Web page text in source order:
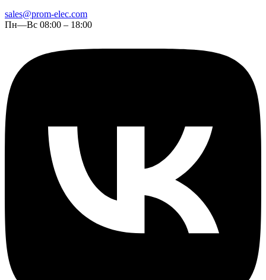
sales@prom-elec.com
Пн—Вс 08:00 – 18:00